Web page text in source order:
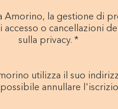
la gestione di
o cancellazioni
sulla privacy. *
utilizza il suo
annullare